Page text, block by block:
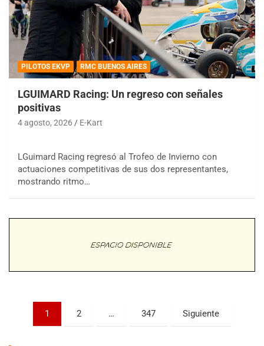
PILOTOS EKVP RMC BUENOS AIRES
LGUIMARD Racing: Un regreso con señales
positivas
4 agosto, 2026 E-Kart
LGuimard Racing regresó al Trofeo de Invierno con
actuaciones competitivas de sus dos representantes,
mostrando ritmo…
Paginación
1 2 … 347 Siguiente
COBERTURA ESPECIAL DE E-KART.COM.AR
08/09-AGO
Trenque Lauquen (Buenos Aires)
Parque de la Velocidad (Asfalto)
Villaguay (Entre Ríos)